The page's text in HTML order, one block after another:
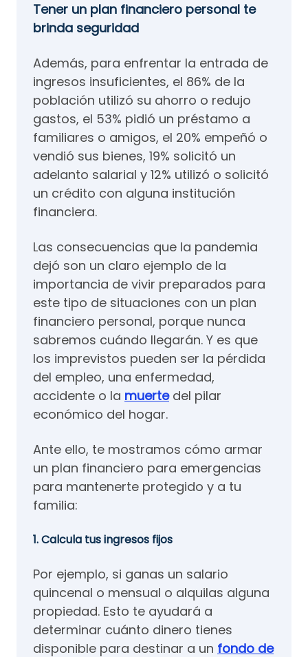
Tener un plan financiero personal te
brinda seguridad
Además, para enfrentar la entrada de
ingresos insuficientes, el 86% de la
población utilizó su ahorro o redujo
gastos, el 53% pidió un préstamo a
familiares o amigos, el 20% empeñó o
vendió sus bienes, 19% solicitó un
adelanto salarial y 12% utilizó o solicitó
un crédito con alguna institución
financiera.
Las consecuencias que la pandemia
dejó son un claro ejemplo de la
importancia de vivir preparados para
este tipo de situaciones con un plan
financiero personal, porque nunca
sabremos cuándo llegarán. Y es que
los imprevistos pueden ser la pérdida
del empleo, una enfermedad,
accidente o la muertedel pilar
económico del hogar.
Ante ello, te mostramos cómo armar
un plan financiero para emergencias
para mantenerte protegido y a tu
familia:
1. Calcula tus ingresos fijos
Por ejemplo, si ganas un salario
quincenal o mensual o alquilas alguna
propiedad. Esto te ayudará a
determinar cuánto dinero tienes
disponible para destinar a un fondo de